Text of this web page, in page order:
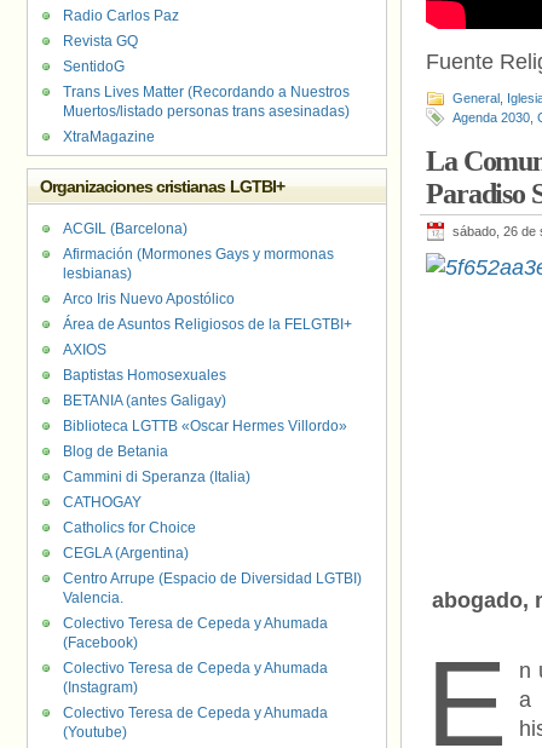
Fuente
General
Agenda 2030
La
Paradiso
sábado, 26 de
abogado,
E
n
a
Radio Carlos Paz
Revista GQ
SentidoG
Trans Lives Matter (Recordando a Nuestros
Muertos/listado personas trans asesinadas)
XtraMagazine
Organizaciones cristianas LGTBI+
ACGIL (Barcelona)
Afirmación (Mormones Gays y mormonas
lesbianas)
Arco Iris Nuevo Apostólico
Área de Asuntos Religiosos de la FELGTBI+
AXIOS
Baptistas Homosexuales
BETANIA (antes Galigay)
Biblioteca LGTTB «Oscar Hermes Villordo»
Blog de Betania
Cammini di Speranza (Italia)
CATHOGAY
Catholics for Choice
CEGLA (Argentina)
Centro Arrupe (Espacio de Diversidad LGTBI)
Valencia.
Colectivo Teresa de Cepeda y Ahumada
(Facebook)
Colectivo Teresa de Cepeda y Ahumada
(Instagram)
Colectivo Teresa de Cepeda y Ahumada
(Youtube)